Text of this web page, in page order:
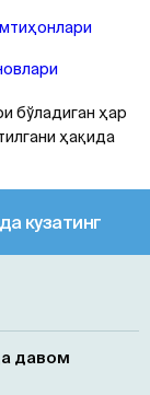
бўладиган ҳар
ҳақида
кузатинг
давом